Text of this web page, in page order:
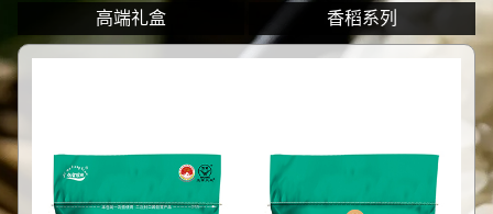
高端礼盒
香稻系列